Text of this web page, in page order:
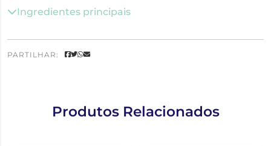
Ingredientes principais
PARTILHAR:
Produtos Relacionados